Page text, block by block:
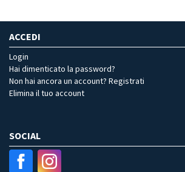
ACCEDI
Login
Hai dimenticato la password?
Non hai ancora un account? Registrati
Elimina il tuo account
SOCIAL